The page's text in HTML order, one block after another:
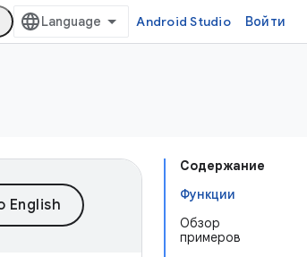
Android Studio Войти
Содержание
Функции
Обзор
примеров